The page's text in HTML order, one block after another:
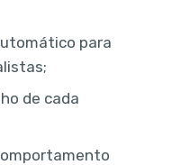
para
de cada